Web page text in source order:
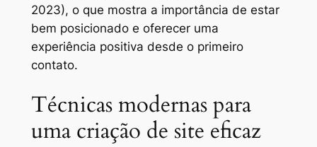
2023), o que mostra a importância de estar
bem posicionado e oferecer uma
experiência positiva desde o primeiro
contato.
Técnicas modernas para
uma criação de site eficaz